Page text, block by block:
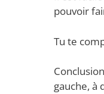
pouvoir
Tu te
gauche, à